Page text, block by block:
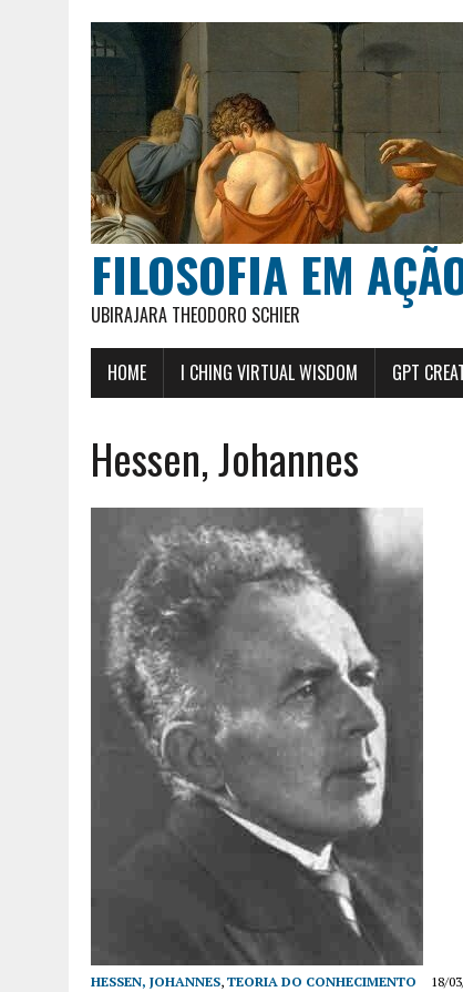
FILOSOFIA EM
UBIRAJARA THEODORO SCHIER
HOME I CHING VIRTUAL WISDOM GPT
Hessen, Johannes
HESSEN, JOHANNES, TEORIA DO CONHECIMENTO 18/